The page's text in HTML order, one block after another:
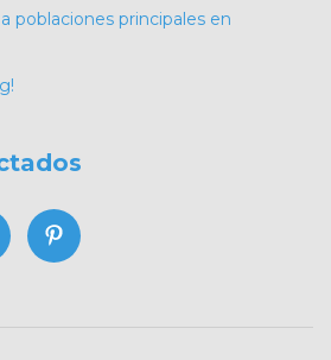
poblaciones principales en